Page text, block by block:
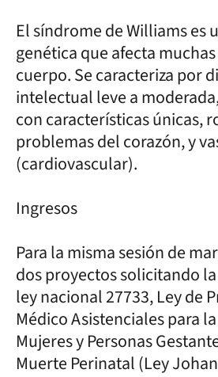
El síndrome de Williams es
genética que afecta
cuerpo. Se caracteriza por
intelectual leve a
con características únicas,
problemas del corazón, y
(cardiovascular).
Ingresos
Para la misma sesión de
dos proyectos solicitando
ley nacional 27733, Ley de
Médico Asistenciales para
Mujeres y Personas
Muerte Perinatal (Ley